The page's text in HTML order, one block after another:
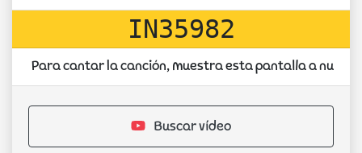
IN35982
Para cantar la canción, muestra esta pantalla a
Buscar vídeo